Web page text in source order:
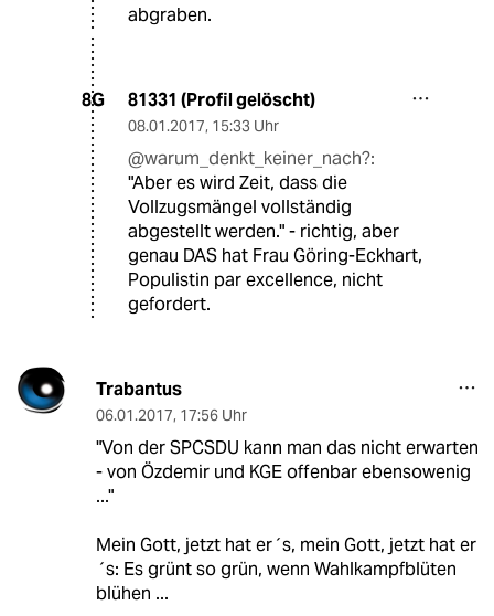
abgraben.
8G 81331 (Profil gelöscht)
08.01.2017, 15:33 Uhr
@warum_denkt_keiner_nach?:
"Aber es wird Zeit, dass die
Vollzugsmängel vollständig
abgestellt werden." - richtig, aber
genau DAS hat Frau Göring-Eckhart,
Populistin par excellence, nicht
gefordert.
Trabantus
06.01.2017, 17:56 Uhr
"Von der SPCSDU kann man das nicht erwarten
- von Özdemir und KGE offenbar ebensowenig
..."
Mein Gott, jetzt hat er´s, mein Gott, jetzt hat er
´s: Es grünt so grün, wenn Wahlkampfblüten
blühen ...